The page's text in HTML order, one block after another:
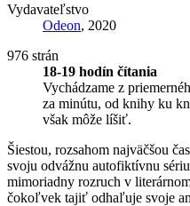
Vydavateľstvo
Odeon, 2020
976 strán
18-19 hodín čítania
Vychádzame z
za minútu, od knihy ku
však môže líšiť.
Šiestou, rozsahom najväčšou
svoju odvážnu autofiktívnu
mimoriadny rozruch v
čokoľvek tajiť odhaľuje svoje